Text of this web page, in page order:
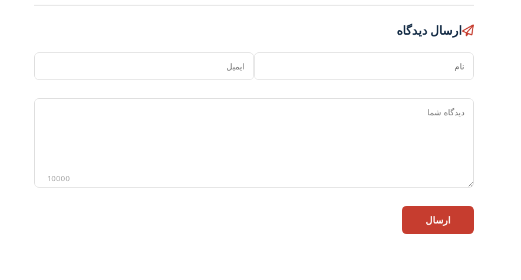
ارسال دیدگاه
نام ایمیل
دیدگاه
10000
ارسال